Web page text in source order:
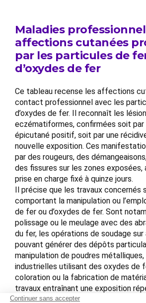
Maladies
affections cutanées
par les particules de
d’oxydes de fer
Ce tableau recense les affections
contact professionnel avec les
d’oxydes de fer. Il reconnaît les
eczématiformes, confirmées soit
épicutané positif, soit par une
nouvelle exposition. Ces
par des rougeurs, des
des fissures sur les zones exposées,
prise en charge fixé à quinze jours.
Il précise que les travaux concernés
comportant la manipulation ou
de fer ou d’oxydes de fer. Sont
polissage ou le meulage avec des
du fer, les opérations de soudage sur
pouvant générer des dépôts
manipulation de poudres
industrielles utilisant des oxydes de
coloration ou la fabrication de
travaux entraînant une exposition
avant-bras ou du visage aux